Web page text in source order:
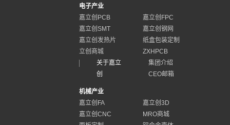
电子产业
嘉立创PCB
嘉立创FPC
嘉立创SMT
嘉立创钢网
嘉立创发热片
纸盒包装定制
立创商城
ZXHPCB
关于嘉立
创
集团介绍
CEO邮箱
机械产业
嘉立创FA
嘉立创3D
嘉立创CNC
MRO商城